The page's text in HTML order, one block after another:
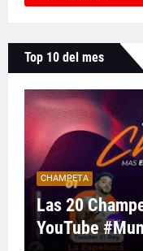
Top 10 del mes
CHAMPETA
Las 20
YouTube